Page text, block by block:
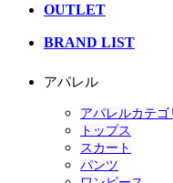
OUTLET
BRAND LIST
アパレル
アパレルカテゴ
トップス
スカート
パンツ